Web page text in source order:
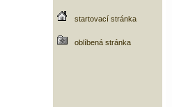
startovací stránka
oblíbená stránka